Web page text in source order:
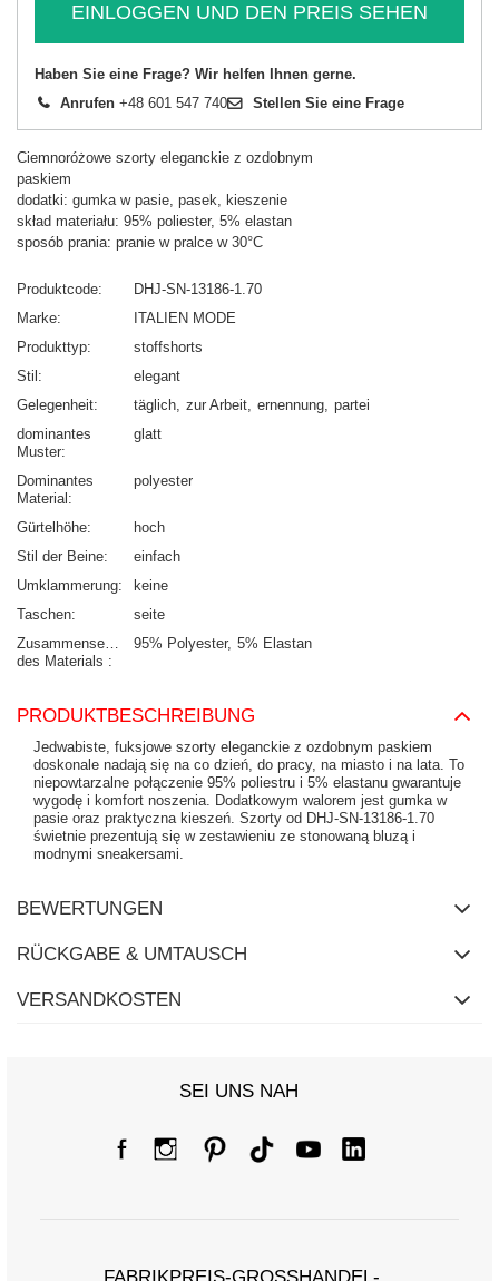
EINLOGGEN UND DEN PREIS SEHEN
Haben Sie eine Frage? Wir helfen Ihnen gerne.
Anrufen +48 601 547 740 Stellen Sie eine Frage
Ciemnoróżowe szorty eleganckie z ozdobnym
paskiem
dodatki: gumka w pasie, pasek, kieszenie
skład materiału: 95% poliester, 5% elastan
sposób prania: pranie w pralce w 30°C
Produktcode
DHJ-SN-13186-1.70
Marke
ITALIEN MODE
Produkttyp
stoffshorts
Stil
elegant
Gelegenheit
täglich zur Arbeit ernennung partei
dominantes
Muster
glatt
Dominantes
Material
polyester
Gürtelhöhe
hoch
Stil der Beine
einfach
Umklammerung
keine
Taschen
seite
Zusammensetzung
des Materials
95% Polyester 5% Elastan
PRODUKTBESCHREIBUNG
Jedwabiste, fuksjowe szorty eleganckie z ozdobnym paskiem
doskonale nadają się na co dzień, do pracy, na miasto i na lata. To
niepowtarzalne połączenie 95% poliestru i 5% elastanu gwarantuje
wygodę i komfort noszenia. Dodatkowym walorem jest gumka w
pasie oraz praktyczna kieszeń. Szorty od DHJ-SN-13186-1.70
świetnie prezentują się w zestawieniu ze stonowaną bluzą i
modnymi sneakersami.
BEWERTUNGEN
RÜCKGABE & UMTAUSCH
VERSANDKOSTEN
SEI UNS NAH